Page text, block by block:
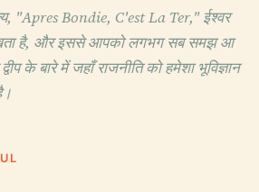
"Apres Bondie, C'est La Ter," ईश्वर
है, और इससे आपको लगभग सब समझ आ
के बारे में जहाँ राजनीति को हमेशा भूविज्ञान